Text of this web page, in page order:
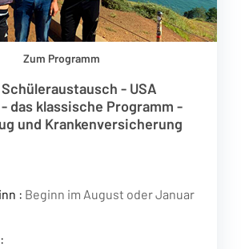
Zum Programm
- USA
das klassische Programm -
und Krankenversicherung
: Beginn im August oder Januar